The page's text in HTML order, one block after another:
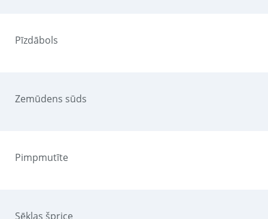
Pīzdābols
Zemūdens sūds
Pimpmutīte
Sēklas šprice